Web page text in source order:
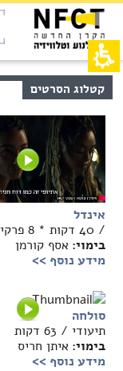
תחילתו
אינטרנט,
לחץ
אנטר
מרכזי
ראש
באפשרותך
ללחוץ
אנטר
כדי
לדלגקטלוג הסרטים
אינדל
/ 40 דקות * 8 פרקים
בימוי: אסף קורמן
מידע נוסף >>
סולחה
תיעודי / 63 דקות
בימוי: איתן חריס
מידע נוסף >>